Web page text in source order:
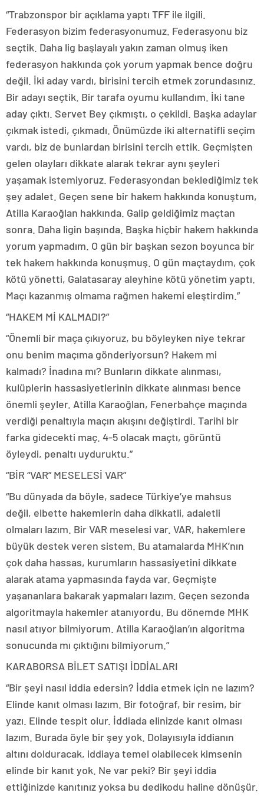
“Trabzonspor bir açıklama yaptı TFF ile ilgili.
Federasyon bizim federasyonumuz. Federasyonu biz
seçtik. Daha lig başlayalı yakın zaman olmuş iken
federasyon hakkında çok yorum yapmak bence doğru
değil. İki aday vardı, birisini tercih etmek zorundasınız.
Bir adayı seçtik. Bir tarafa oyumu kullandım. İki tane
aday çıktı. Servet Bey çıkmıştı, o çekildi. Başka adaylar
çıkmak istedi, çıkmadı. Önümüzde iki alternatifli seçim
vardı, biz de bunlardan birisini tercih ettik. Geçmişten
gelen olayları dikkate alarak tekrar aynı şeyleri
yaşamak istemiyoruz. Federasyondan beklediğimiz tek
şey adalet. Geçen sene bir hakem hakkında konuştum,
Atilla Karaoğlan hakkında. Galip geldiğimiz maçtan
sonra. Daha ligin başında. Başka hiçbir hakem hakkında
yorum yapmadım. O gün bir başkan sezon boyunca bir
tek hakem hakkında konuşmuş. O gün maçtaydım, çok
kötü yönetti, Galatasaray aleyhine kötü yönetim yaptı.
Maçı kazanmış olmama rağmen hakemi eleştirdim.”
“HAKEM Mİ KALMADI?”
“Önemli bir maça çıkıyoruz, bu böyleyken niye tekrar
onu benim maçıma gönderiyorsun? Hakem mi
kalmadı? İnadına mı? Bunların dikkate alınması,
kulüplerin hassasiyetlerinin dikkate alınması bence
önemli şeyler. Atilla Karaoğlan, Fenerbahçe maçında
verdiği penaltıyla maçın akışını değiştirdi. Tarihi bir
farka gidecekti maç. 4-5 olacak maçtı, görüntü
öyleydi, penaltı uyduruktu.”
“BİR “VAR” MESELESİ VAR”
“Bu dünyada da böyle, sadece Türkiye’ye mahsus
değil, elbette hakemlerin daha dikkatli, adaletli
olmaları lazım. Bir VAR meselesi var. VAR, hakemlere
büyük destek veren sistem. Bu atamalarda MHK’nın
çok daha hassas, kurumların hassasiyetini dikkate
alarak atama yapmasında fayda var. Geçmişte
yaşananlara bakarak yapmaları lazım. Geçen sezonda
algoritmayla hakemler atanıyordu. Bu dönemde MHK
nasıl atıyor bilmiyorum. Atilla Karaoğlan’ın algoritma
sonucunda mı çıktığını bilmiyorum.”
KARABORSA BİLET SATIŞI İDDİALARI
“Bir şeyi nasıl iddia edersin? İddia etmek için ne lazım?
Elinde kanıt olması lazım. Bir fotoğraf, bir resim, bir
yazı. Elinde tespit olur. İddiada elinizde kanıt olması
lazım. Burada öyle bir şey yok. Dolayısıyla iddianın
altını dolduracak, iddiaya temel olabilecek kimsenin
elinde bir kanıt yok. Ne var peki? Bir şeyi iddia
ettiğinizde kanıtınız yoksa bu dedikodu haline dönüşür.